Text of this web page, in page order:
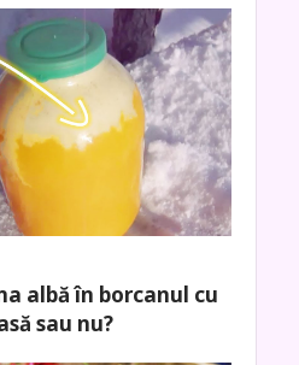
albă în borcanul cu
sau nu?